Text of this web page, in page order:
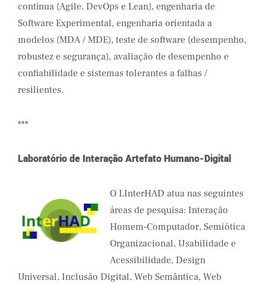
contínua (Agile, DevOps e Lean), engenharia de
Software Experimental, engenharia orientada a
modelos (MDA / MDE), teste de software (desempenho,
robustez e segurança), avaliação de desempenho e
confiabilidade e sistemas tolerantes a falhas /
resilientes.
***
Laboratório de Interação Artefato Humano-Digital
O LInterHAD atua nas seguintes
áreas de pesquisa: Interação
Homem-Computador, Semiótica
Organizacional, Usabilidade e
Acessibilidade, Design
Universal, Inclusão Digital, Web Semântica, Web